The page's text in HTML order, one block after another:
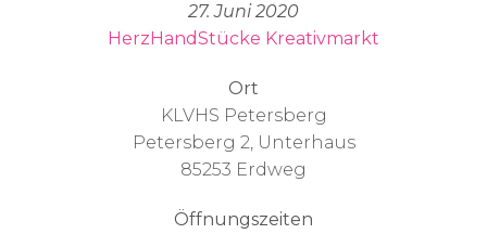
27. Juni 2020
HerzHandStücke Kreativmarkt
Ort
KLVHS Petersberg
Petersberg 2, Unterhaus
85253 Erdweg
Öffnungszeiten